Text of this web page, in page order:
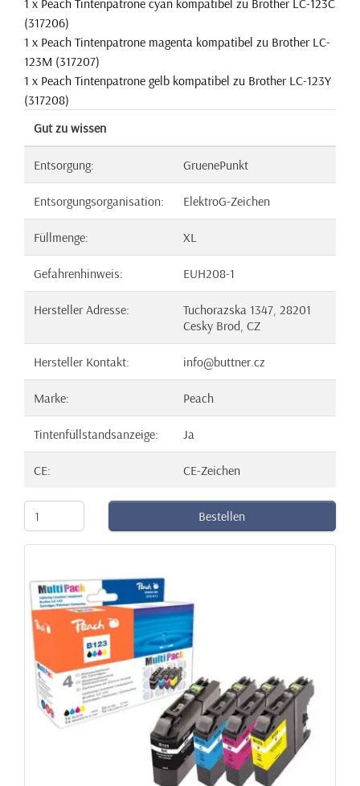
(317206)
1 x Peach Tintenpatrone magenta kompatibel zu Brother LC-
123M (317207)
1 x Peach Tintenpatrone gelb kompatibel zu Brother LC-123Y
(317208)
Gut zu wissen
Entsorgung: GruenePunkt
Entsorgungsorganisation: ElektroG-Zeichen
Füllmenge: XL
Gefahrenhinweis: EUH208-1
Hersteller Adresse:
Tuchorazska 1347, 28201
Cesky Brod, CZ
Hersteller Kontakt: info@buttner.cz
Marke: Peach
Tintenfüllstandsanzeige: Ja
CE: CE-Zeichen
Bestellen